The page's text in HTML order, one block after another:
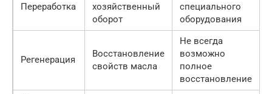
Переработка
хозяйственный
оборот
специального
оборудования
Регенерация
Восстановление
свойств масла
Не всегда
возможно
полное
восстановление